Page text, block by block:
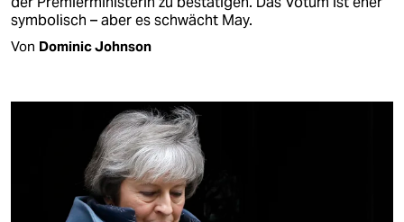
symbolisch – aber es schwächt May.
Von Dominic Johnson